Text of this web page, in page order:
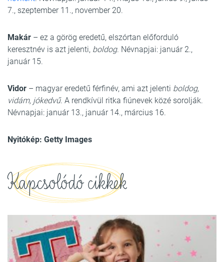
7., szeptember 11., november 20.
Makár – ez a görög eredetű, elszórtan előforduló
keresztnév is azt jelenti, boldog. Névnapjai: január 2.,
január 15.
Vidor – magyar eredetű férfinév, ami azt jelenti boldog,
vidám, jókedvű. A rendkívül ritka fiúnevek közé sorolják.
Névnapjai: január 13., január 14., március 16.
Nyitókép: Getty Images
Kapcsolódó cikkek